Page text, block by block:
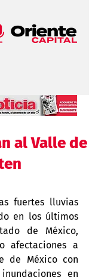
al Valle de
fuertes lluvias
en los últimos
de México,
afectaciones a
de México con
en